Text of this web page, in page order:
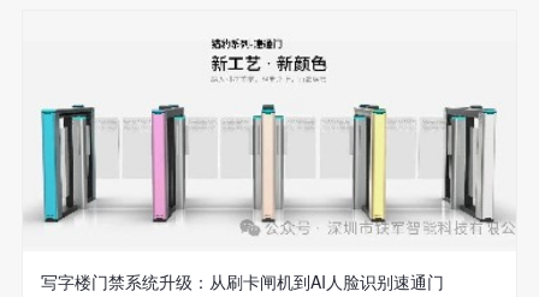
写字楼门禁系统升级：从刷卡闸机到AI人脸识别速通门